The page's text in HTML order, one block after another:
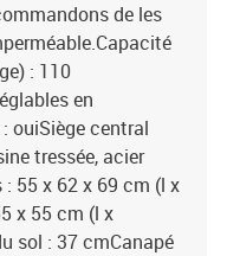
de les
: 110
en
ouiSiège central
tressée, acier
55 x 62 x 69 cm (l x
x 55 cm (l x
sol : 37 cmCanapé